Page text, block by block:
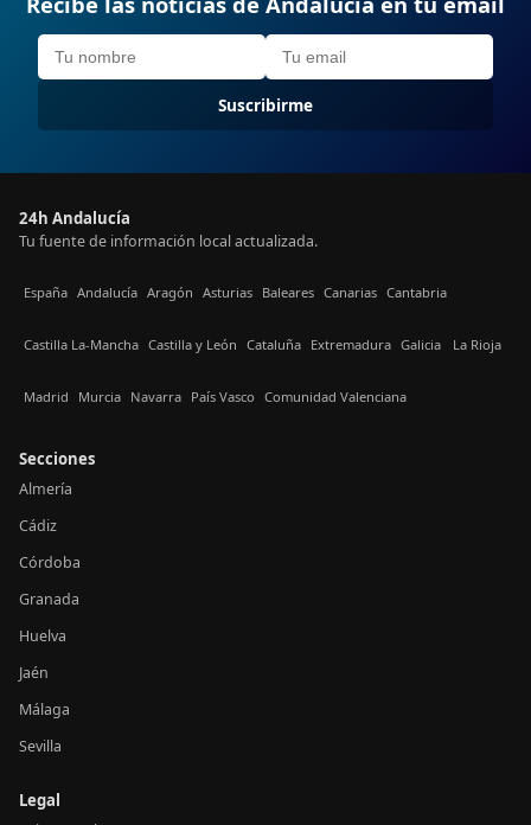
Suscribirme
24h Andalucía
Tu fuente de información local actualizada.
España Andalucía Aragón Asturias Baleares Canarias Cantabria
Castilla La-Mancha Castilla y León Cataluña Extremadura Galicia La Rioja
Madrid Murcia Navarra País Vasco Comunidad Valenciana
Secciones
Almería
Cádiz
Córdoba
Granada
Huelva
Jaén
Málaga
Sevilla
Legal